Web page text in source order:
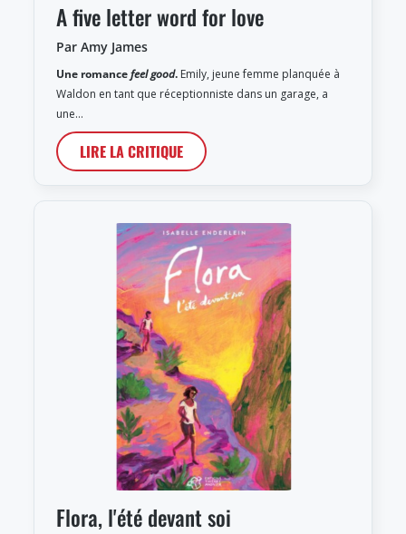
A five letter word for love
Par Amy James
Une romancefeel good. Emily, jeune femme planquée à
Waldon en tant que réceptionniste dans un garage, a
une…
LIRE LA CRITIQUE
Flora, l'été devant soi